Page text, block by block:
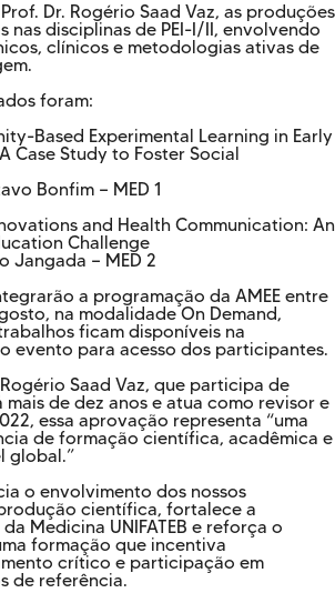
Dr. Rogério Saad Vaz, as produções
nas disciplinas de PEI-I/II, envolvendo
clínicos e metodologias ativas de
foram:
Based Experimental Learning in Early
Case Study to Foster Social
Bonfim — MED 1
and Health Communication: An
Challenge
Jangada — MED 2
a programação da AMEE entre
na modalidade On Demand,
ficam disponíveis na
evento para acesso dos participantes.
Saad Vaz, que participa de
mais de dez anos e atua como revisor e
essa aprovação representa “uma
de formação científica, acadêmica e
global.”
o envolvimento dos nossos
científica, fortalece a
Medicina UNIFATEB e reforça o
formação que incentiva
crítico e participação em
de referência.